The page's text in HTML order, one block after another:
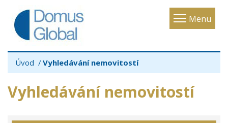
Menu
Toggle
Úvod Vyhledávání nemovitostí
Vyhledávání nemovitostí